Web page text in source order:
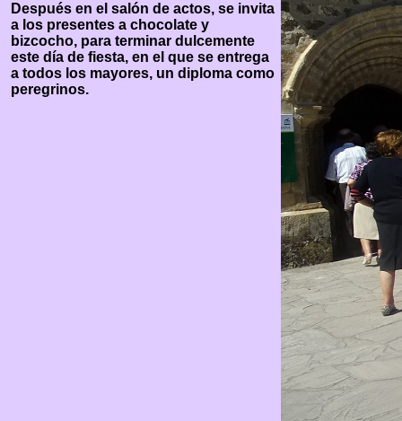
Después en el salón de actos, se invita
a los presentes a chocolate y
bizcocho, para terminar dulcemente
este día de fiesta, en el que se entrega
a todos los mayores, un diploma como
peregrinos.